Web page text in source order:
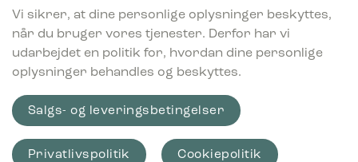
Vi sikrer, at dine personlige oplysninger beskyttes,
når du bruger vores tjenester. Derfor har vi
udarbejdet en politik for, hvordan dine personlige
oplysninger behandles og beskyttes.
Salgs- og leveringsbetingelser
Privatlivspolitik Cookiepolitik